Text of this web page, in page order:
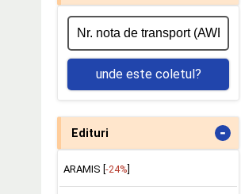
unde este coletul?
Edituri -
ARAMIS [-24%]